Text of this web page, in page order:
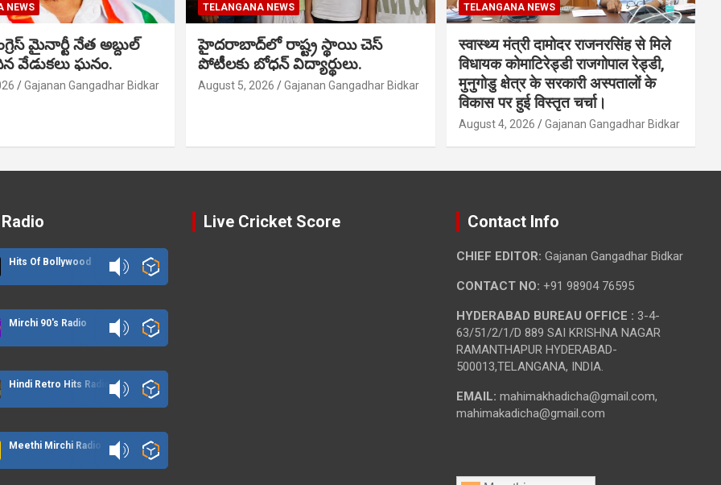
NEWS
మైనార్టీ నేత అబ్దుల్
వేడుకలు ఘనం.
Gajanan Gangadhar Bidkar
TELANGANA NEWS
హైదరాబాద్‌లో రాష్ట్ర స్థాయి చెస్
పోటీలకు బోధన్ విద్యార్థులు.
August 5, 2026 Gajanan Gangadhar Bidkar
TELANGANA NEWS
स्वास्थ्य मंत्री दामोदर राजनरसिंह से मिले
विधायक कोमाटिरेड्डी राजगोपाल रेड्डी,
मुनुगोडु क्षेत्र के सरकारी अस्पतालों के
विकास पर हुई विस्तृत चर्चा।
August 4, 2026 Gajanan Gangadhar Bidkar
Hits Of Bollywood
Mirchi 90's Radio
Hindi Retro Hits Radio
Meethi Mirchi Radio
Live Cricket Score Contact Info
CHIEF EDITOR: Gajanan Gangadhar Bidkar
CONTACT NO: +91 98904 76595
HYDERABAD BUREAU OFFICE : 3-4-
63/51/2/1/D 889 SAI KRISHNA NAGAR
RAMANTHAPUR HYDERABAD-
500013,TELANGANA, INDIA.
EMAIL: mahimakhadicha@gmail.com,
mahimakadicha@gmail.com